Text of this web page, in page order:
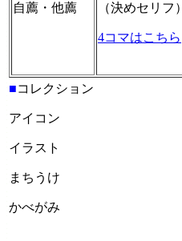
自薦・他薦 （決めセリフ）
4コマはこちら
■コレクション
アイコン
イラスト
まちうけ
かべがみ